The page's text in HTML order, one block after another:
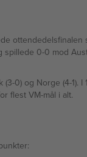
0-0 mod
0) og Norge (4-
flest VM-mål i alt.